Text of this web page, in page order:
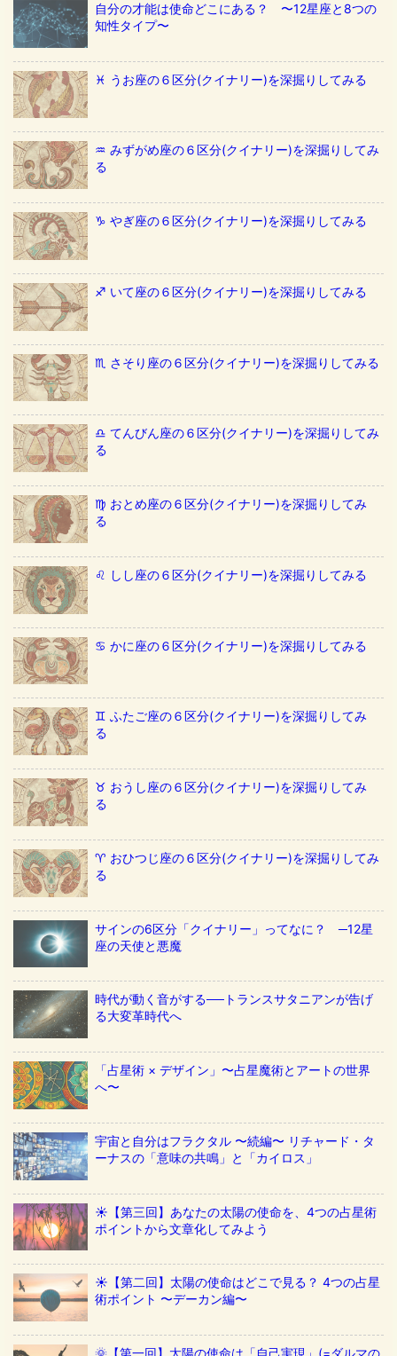
自分の才能は使命どこにある？ 〜12星座と8つの
知性タイプ〜
♓️ うお座の６区分(クイナリー)を深掘りしてみる
♒️ みずがめ座の６区分(クイナリー)を深掘りしてみ
る
♑️ やぎ座の６区分(クイナリー)を深掘りしてみる
♐️ いて座の６区分(クイナリー)を深掘りしてみる
♏️ さそり座の６区分(クイナリー)を深掘りしてみる
♎️ てんびん座の６区分(クイナリー)を深掘りしてみ
る
♍️ おとめ座の６区分(クイナリー)を深掘りしてみ
る
♌️ しし座の６区分(クイナリー)を深掘りしてみる
♋️ かに座の６区分(クイナリー)を深掘りしてみる
♊️ ふたご座の６区分(クイナリー)を深掘りしてみ
る
♉️ おうし座の６区分(クイナリー)を深掘りしてみ
る
♈️ おひつじ座の６区分(クイナリー)を深掘りしてみ
る
サインの6区分「クイナリー」ってなに？ ─12星
座の天使と悪魔
時代が動く音がする──トランスサタニアンが告げ
る大変革時代へ
「占星術 × デザイン」〜占星魔術とアートの世界
へ〜
宇宙と自分はフラクタル 〜続編〜 リチャード・タ
ーナスの「意味の共鳴」と「カイロス」
☀️【第三回】あなたの太陽の使命を、4つの占星術
ポイントから文章化してみよう
☀️【第二回】太陽の使命はどこで見る？ 4つの占星
術ポイント 〜デーカン編〜
🌞【第一回】太陽の使命は「自己実現」(=ダルマの